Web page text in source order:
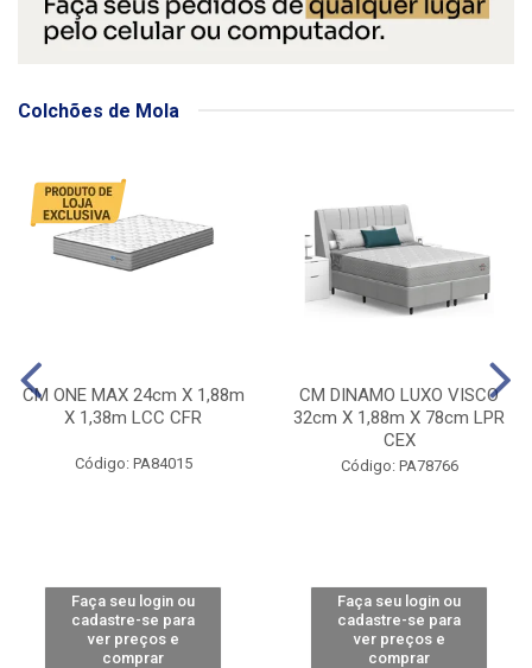
Colchões de Mola
CM ONE MAX 24cm X 1,88m
X 1,38m LCC CFR
Código: PA84015
Faça seu login ou
cadastre-se para
ver preços e
comprar
CM DINAMO LUXO VISCO
32cm X 1,88m X 78cm LPR
CEX
Código: PA78766
Faça seu login ou
cadastre-se para
ver preços e
comprar